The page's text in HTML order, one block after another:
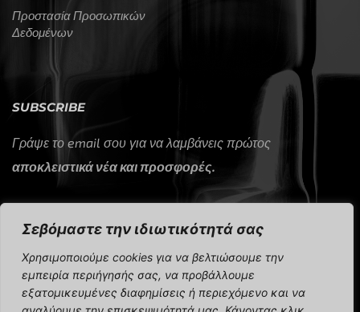
Σεβόμαστε την ιδιωτικότητά σας
Χρησιμοποιούμε cookies για να βελτιώσουμε την
εμπειρία περιήγησής σας, να προβάλλουμε
εξατομικευμένες διαφημίσεις ή περιεχόμενο και να
Προστασία Προσωπικών
Δεδομένων
SUBSCRIBE
Γράψε το email σου για να λαμβάνεις πρώτος
αποκλειστικά νέα και προσφορές.
CAP Sport 2024 © All rights reserved.